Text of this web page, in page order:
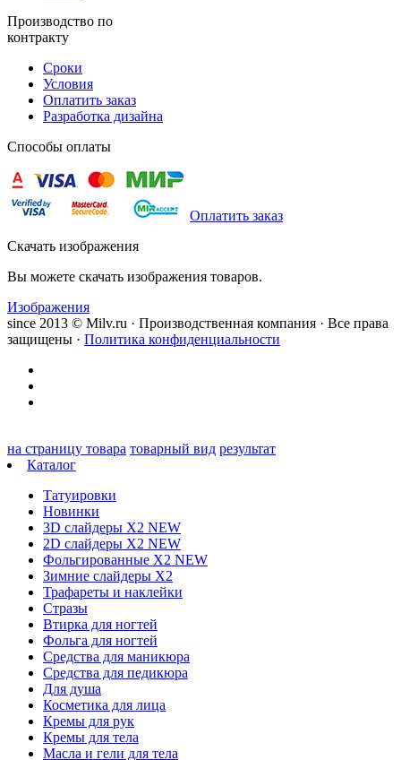
Производство по
контракту
Сроки
Условия
Оплатить заказ
Разработка дизайна
Способы оплаты
Оплатить заказ
Скачать изображения
Вы можете скачать изображения товаров.
Изображения
since 2013 © Milv.ru · Производственная компания · Все права
защищены · Политика конфиденциальности
на страницу товара товарный вид результат
Каталог
Татуировки
Новинки
3D слайдеры X2 NEW
2D слайдеры X2 NEW
Фольгированные X2 NEW
Зимние слайдеры Х2
Трафареты и наклейки
Стразы
Втирка для ногтей
Фольга для ногтей
Средства для маникюра
Средства для педикюра
Для душа
Косметика для лица
Кремы для рук
Кремы для тела
Масла и гели для тела